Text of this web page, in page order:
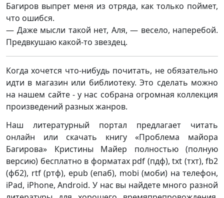
Багиров выпрет меня из отряда, как только поймет,
что ошибся.
— Даже мысли такой нет, Аля, — весело, наперебой.
Предвкушаю какой-то звездец.
Когда хочется что-нибудь почитать, не обязательно
идти в магазин или библиотеку. Это сделать можно
на нашем сайте - у нас собрана огромная коллекция
произведений разных жанров.
Наш литературный портал предлагает читать
онлайн или скачать книгу «Проблема майора
Багирова» Кристины Майер полностью (полную
версию) бесплатно в форматах pdf (пдф), txt (тхт), fb2
(фб2), rtf (ртф), epub (епаб), mobi (моби) на телефон,
iPad, iPhone, Android. У нас вы найдете много разной